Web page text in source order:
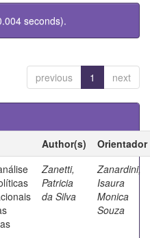
seconds).
previous 1 next
Author(s)
Orientador
Zanetti,
Patricia
da Silva
Zanardini,
Isaura
Monica
Souza